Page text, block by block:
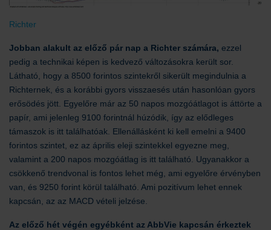
Richter
Jobban alakult az előző pár nap a Richter számára, ezzel
pedig a technikai képen is kedvező változásokra került sor.
Látható, hogy a 8500 forintos szintekről sikerült megindulnia a
Richternek, és a korábbi gyors visszaesés után hasonlóan gyors
erősödés jött. Egyelőre már az 50 napos mozgóátlagot is áttörte a
papír, ami jelenleg 9100 forintnál húzódik, így az elődleges
támaszok is itt találhatóak. Ellenállásként ki kell emelni a 9400
forintos szintet, ez az április eleji szintekkel egyezne meg,
valamint a 200 napos mozgóátlag is itt található. Ugyanakkor a
csökkenő trendvonal is fontos lehet még, ami egyelőre érvényben
van, és 9250 forint körül található. Ami pozitívum lehet ennek
kapcsán, az az MACD vételi jelzése.
Az előző hét végén egyébként az AbbVie kapcsán érkeztek